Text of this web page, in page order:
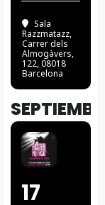
Sala
Razzmatazz,
Carrer dels
Almogàvers,
122, 08018
Barcelona
17